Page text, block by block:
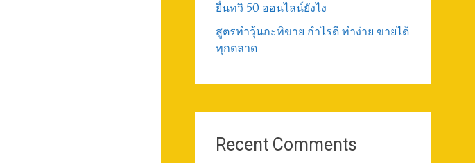
ยื่นทวิ 50 ออนไลน์ยังไง
สูตรทําวุ้นกะทิขาย กำไรดี ทำง่าย ขายได้
ทุกตลาด
Recent Comments